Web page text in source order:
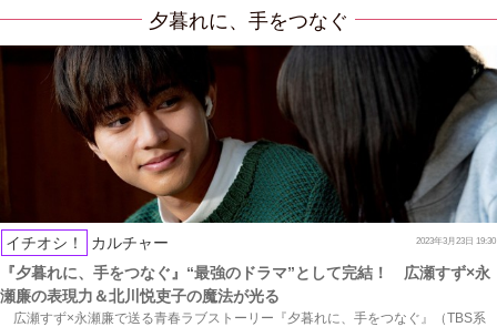
夕暮れに、手をつなぐ
イチオシ！ カルチャー 2023年3月23日 19:30
『夕暮れに、手をつなぐ』“最強のドラマ”として完結！ 広瀬すず×永
瀬廉の表現力＆北川悦吏子の魔法が光る
広瀬すず×永瀬廉で送る青春ラブストーリー『夕暮れに、手をつなぐ』（TBS系